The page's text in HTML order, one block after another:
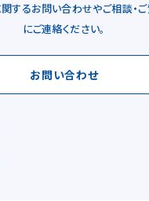
するお問い合わせやご相談・
にご連絡ください。
お問い合わせ